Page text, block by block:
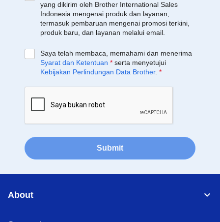
yang dikirim oleh Brother International Sales
Indonesia mengenai produk dan layanan,
termasuk pembaruan mengenai promosi terkini,
produk baru, dan layanan melalui email.
Saya telah membaca, memahami dan menerima
Syarat dan Ketentuan * serta menyetujui
Kebijakan Perlindungan Data Brother. *
Submit
About